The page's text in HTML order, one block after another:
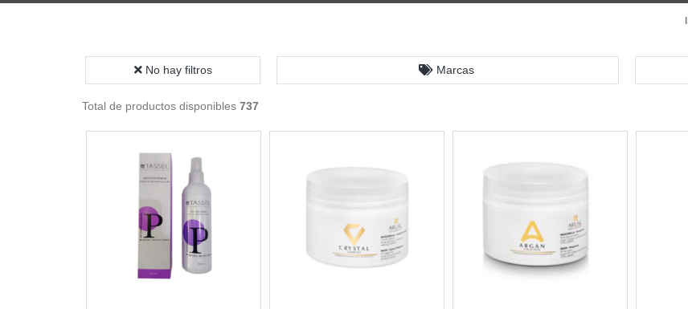
No hay filtros Marcas
Total de productos disponibles 737